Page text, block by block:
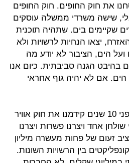
בנושא וניסחנו את חוק החופים. חוק החופים
שישה משרדי ממשלה עוסקים
שקיימים בים. שתהיה תוכנית
יצאו הנחיות לרשויות ולא
הים, הציבור לא יודע מה
הגנה סביבתית. כיום אנו
אם לא יהיה גוף אחראי
"עם זאת, יש גם התערבויות של גופים מסחריים. לפני 10 שנים קידמנו את חוק אוויר
אחד ויצרנו פשרות ויצרנו
זעום של פחות מעשרה מיליון
בין הרשויות השונות.